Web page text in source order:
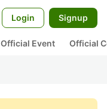
Login Signup
Official Event Official